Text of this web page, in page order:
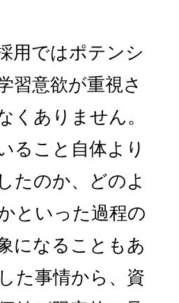
用ではポテンシ
習意欲が重視さ
くありません。
ること自体より
たのか、どのよ
といった過程の
になることもあ
た事情から、資